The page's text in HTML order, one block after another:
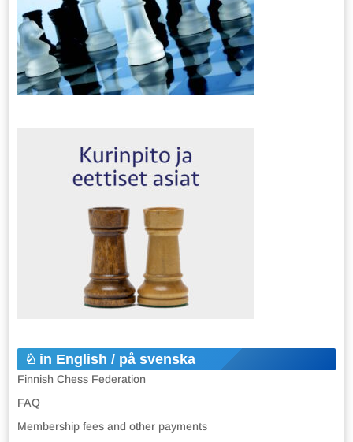
in English / på svenska
Finnish Chess Federation
FAQ
Membership fees and other payments